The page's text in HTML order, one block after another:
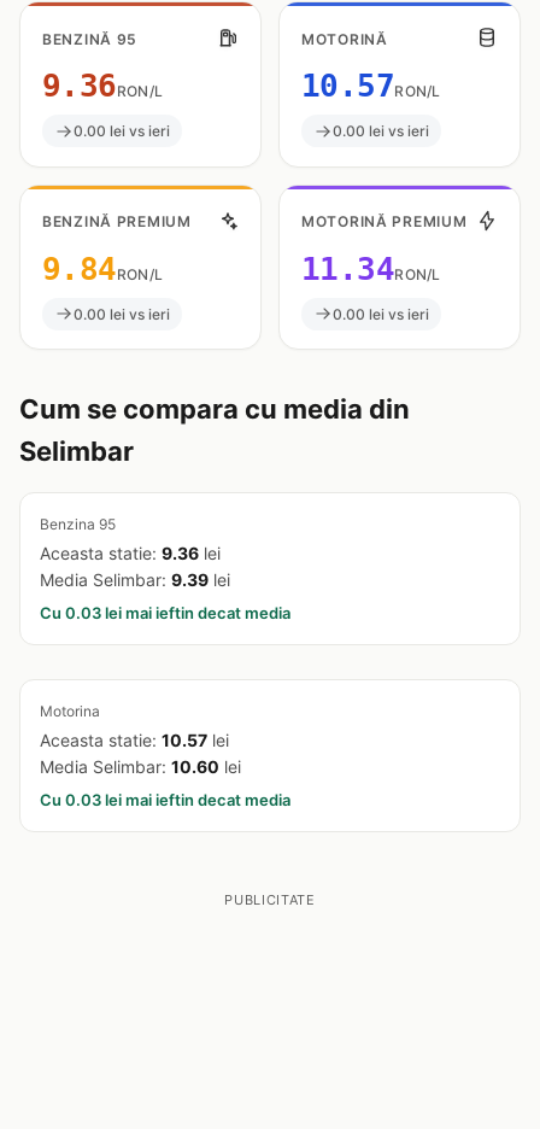
BENZINĂ 95
9.36RON/L
0.00 lei vs ieri
MOTORINĂ
10.57RON/L
0.00 lei vs ieri
BENZINĂ PREMIUM
9.84RON/L
0.00 lei vs ieri
MOTORINĂ PREMIUM
11.34RON/L
0.00 lei vs ieri
Cum se compara cu media din
Selimbar
Benzina 95
Aceasta statie: 9.36 lei
Media Selimbar: 9.39 lei
Cu 0.03 lei mai ieftin decat media
Motorina
Aceasta statie: 10.57 lei
Media Selimbar: 10.60 lei
Cu 0.03 lei mai ieftin decat media
PUBLICITATE